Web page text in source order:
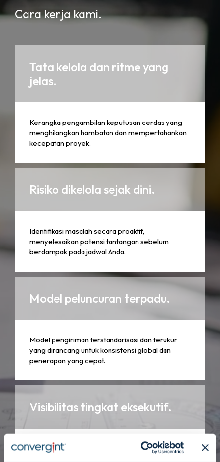
Cara kerja kami.
Tata kelola dan ritme yang
jelas.
Kerangka pengambilan keputusan cerdas yang
menghilangkan hambatan dan mempertahankan
kecepatan proyek.
Risiko dikelola sejak dini.
Identifikasi masalah secara proaktif,
menyelesaikan potensi tantangan sebelum
berdampak pada jadwal Anda.
Model peluncuran terpadu.
Model pengiriman terstandarisasi dan terukur
yang dirancang untuk konsistensi global dan
penerapan yang cepat.
Visibilitas tingkat eksekutif.
Pelaporan tingkat tinggi dan wawasan waktu